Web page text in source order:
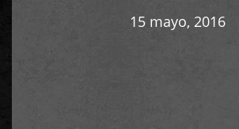
15 mayo, 2016